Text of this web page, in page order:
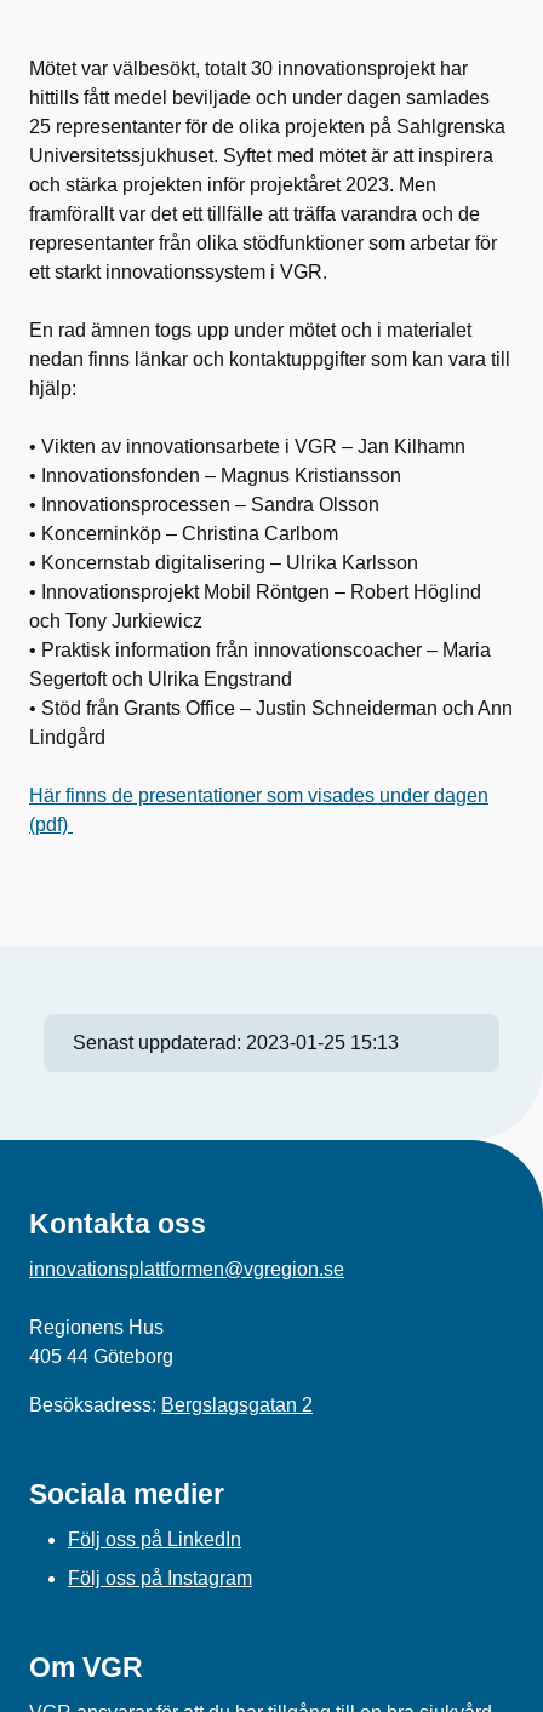
Mötet var välbesökt, totalt 30 innovationsprojekt har
hittills fått medel beviljade och under dagen samlades
25 representanter för de olika projekten på Sahlgrenska
Universitetssjukhuset. Syftet med mötet är att inspirera
och stärka projekten inför projektåret 2023. Men
framförallt var det ett tillfälle att träffa varandra och de
representanter från olika stödfunktioner som arbetar för
ett starkt innovationssystem i VGR.
En rad ämnen togs upp under mötet och i materialet
nedan finns länkar och kontaktuppgifter som kan vara till
hjälp:
• Vikten av innovationsarbete i VGR – Jan Kilhamn
• Innovationsfonden – Magnus Kristiansson
• Innovationsprocessen – Sandra Olsson
• Koncerninköp – Christina Carlbom
• Koncernstab digitalisering – Ulrika Karlsson
• Innovationsprojekt Mobil Röntgen – Robert Höglind
och Tony Jurkiewicz
• Praktisk information från innovationscoacher – Maria
Segertoft och Ulrika Engstrand
• Stöd från Grants Office – Justin Schneiderman och Ann
Lindgård
Här finns de presentationer som visades under dagen
(pdf)
Senast uppdaterad: 2023-01-25 15:13
Kontakta oss
innovationsplattformen@vgregion.se
Regionens Hus
405 44 Göteborg
Besöksadress: Bergslagsgatan 2
Sociala medier
Följ oss på LinkedIn
Följ oss på Instagram
Om VGR